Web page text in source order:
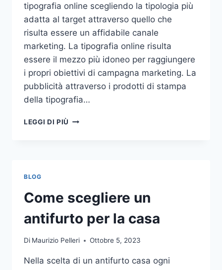
tipografia online scegliendo la tipologia più
adatta al target attraverso quello che
risulta essere un affidabile canale
marketing. La tipografia online risulta
essere il mezzo più idoneo per raggiungere
i propri obiettivi di campagna marketing. La
pubblicità attraverso i prodotti di stampa
della tipografia…
LEGGI DI PIÙ VUOI
A
UNA
TIPOGRAFIA
ECCO
SCEGLIERE
BLOG
Come scegliere un
antifurto per la casa
Di Maurizio Pelleri Ottobre 5, 2023
Nella scelta di un antifurto casa ogni